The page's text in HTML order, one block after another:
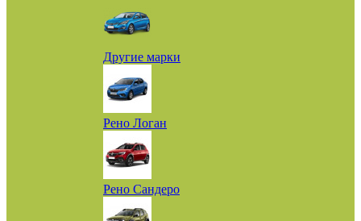
Другие марки
Рено Логан
Рено Сандеро